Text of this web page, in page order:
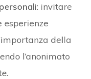
: invitare
della
l’anonimato